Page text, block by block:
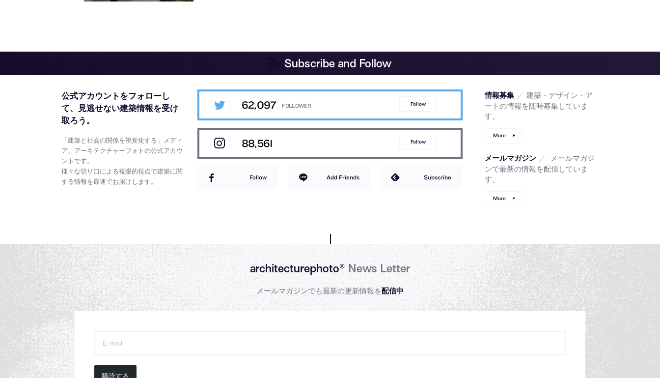
Subscribe and Follow
公式アカウントをフォローし
て、
見逃せない建築情報を受け
取ろう。
「建築と社会の関係を視覚化する」メディ
ア、アーキテクチャーフォトの公式アカウ
ントです。
様々な切り口による複眼的視点で建築に関
する情報を最速でお届けします。
62,097 Follow
88,561 Follow
Follow Add Friends Subscribe
情報募集 ／ 建築・デザイン・ア
ートの情報を随時募集していま
す。
More
メールマガジン ／
メールマガジ
ンで最新の情報を配信していま
す。
More
architecturephoto® News Letter
メールマガジンでも最新の更新情報を配信中
購読する